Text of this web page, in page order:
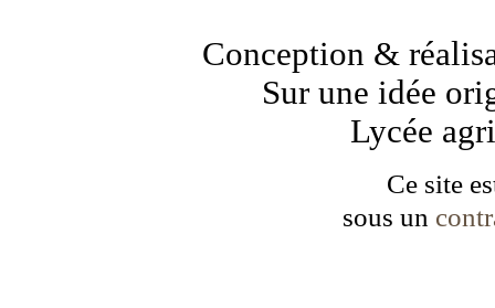
Conception &
Sur une idée
Lycée
Ce site
sous un